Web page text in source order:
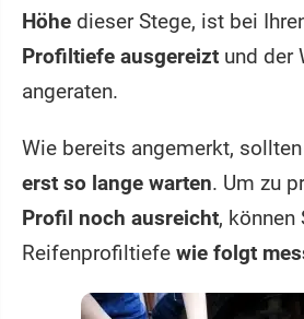
Höhe dieser Stege, ist bei
Profiltiefe ausgereizt und der
angeraten.
Wie bereits angemerkt,
erst so lange warten. Um zu
Profil noch ausreicht, können
Reifenprofiltiefe wie folgt